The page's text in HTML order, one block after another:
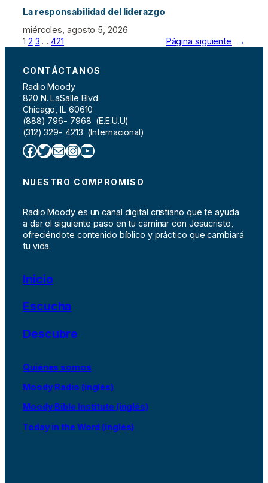
La responsabilidad del liderazgo
miércoles, agosto 5, 2026
1 2 3 … 421 Página siguiente →
CONTÁCTANOS
Radio Moody
820 N. LaSalle Blvd.
Chicago, IL 60610
(888) 796- 7968 (E.E.U.U)
(312) 329- 4213 (Internacional)
Facebook Twitter Correo electrónico InstagramYouTube
NUESTRO COMPROMISO
Radio Moody es un canal digital cristiano que te ayuda
a dar el siguiente paso en tu caminar con Jesucristo,
ofreciéndote contenido bíblico y práctico que cambiará
tu vida.
Inicio
Escucha
Descubre
Quiénes somos
Moody Radio (inglés)
Moody Bible Institute (inglés)
Today in the Word (inglés)